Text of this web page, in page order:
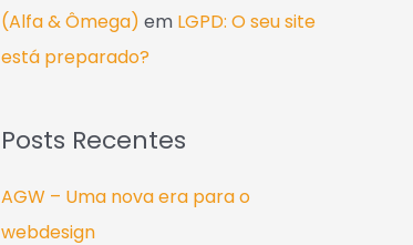
(Alfa & Ômega) em LGPD: O seu site
está preparado?
Posts Recentes
AGW – Uma nova era para o
webdesign